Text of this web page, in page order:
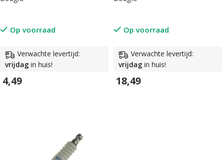
Op voorraad
Verwachte levertijd:
vrijdag in huis!
4,49
Op voorraad
Verwachte levertijd:
vrijdag in huis!
18,49